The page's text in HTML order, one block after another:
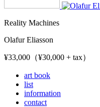
Reality Machines
Olafur Eliasson
¥33,000（¥30,000 + tax）
art book
list
information
contact